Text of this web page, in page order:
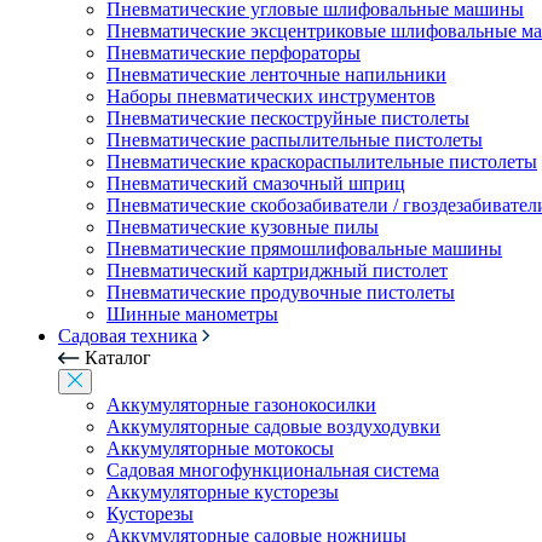
Пневматические угловые шлифовальные машины
Пневматические эксцентриковые шлифовальные
Пневматические перфораторы
Пневматические ленточные напильники
Наборы пневматических инструментов
Пневматические пескоструйные пистолеты
Пневматические распылительные пистолеты
Пневматические краскораспылительные пистолеты
Пневматический смазочный шприц
Пневматические скобозабиватели /
Пневматические кузовные пилы
Пневматические прямошлифовальные машины
Пневматический картриджный пистолет
Пневматические продувочные пистолеты
Шинные манометры
Садовая техника
Каталог
Аккумуляторные газонокосилки
Аккумуляторные садовые воздуходувки
Аккумуляторные мотокосы
Садовая многофункциональная система
Аккумуляторные кусторезы
Кусторезы
Аккумуляторные садовые ножницы